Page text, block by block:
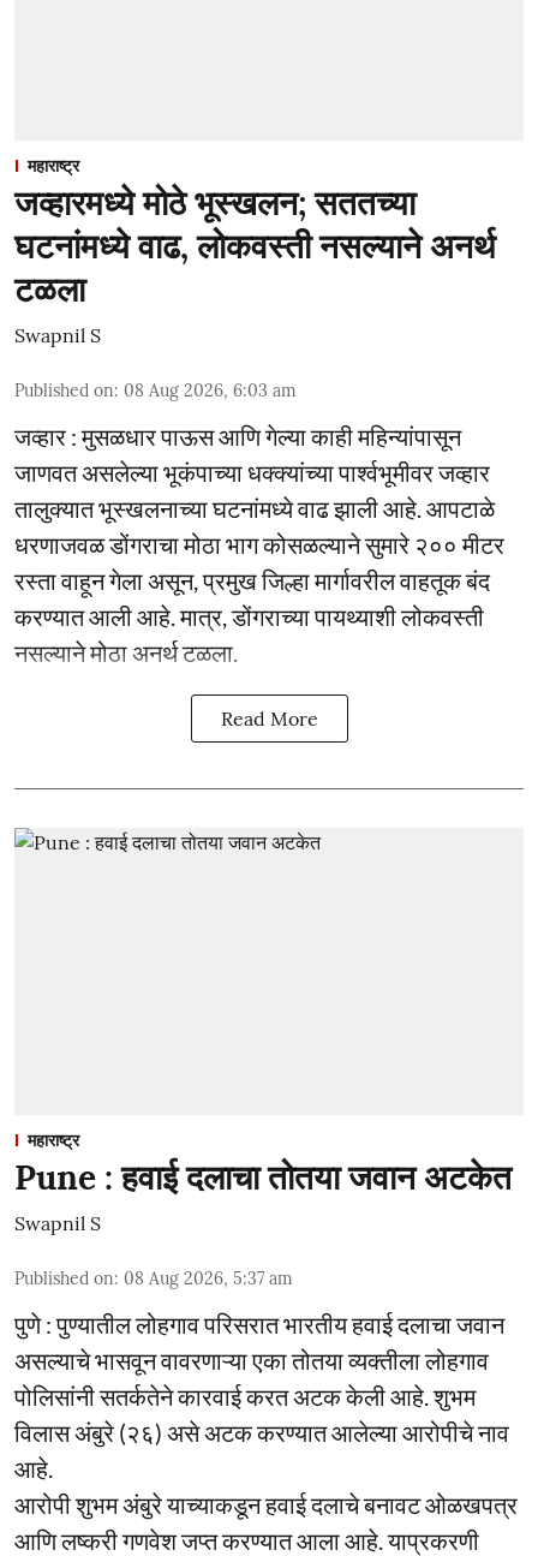
महाराष्ट्र
जव्हारमध्ये मोठे भूस्खलन; सततच्या
घटनांमध्ये वाढ, लोकवस्ती नसल्याने अनर्थ
टळला
Swapnil S
Published on: 08 Aug 2026, 6:03 am
जव्हार : मुसळधार पाऊस आणि गेल्या काही महिन्यांपासून
जाणवत असलेल्या भूकंपाच्या धक्क्यांच्या पार्श्वभूमीवर जव्हार
तालुक्यात भूस्खलनाच्या घटनांमध्ये वाढ झाली आहे. आपटाळे
धरणाजवळ डोंगराचा मोठा भाग कोसळल्याने सुमारे २०० मीटर
रस्ता वाहून गेला असून, प्रमुख जिल्हा मार्गावरील वाहतूक बंद
करण्यात आली आहे. मात्र, डोंगराच्या पायथ्याशी लोकवस्ती
नसल्याने मोठा अनर्थ टळला.
Read More
महाराष्ट्र
Pune : हवाई दलाचा तोतया जवान अटकेत
Swapnil S
Published on: 08 Aug 2026, 5:37 am
पुणे : पुण्यातील लोहगाव परिसरात भारतीय हवाई दलाचा जवान
असल्याचे भासवून वावरणाऱ्या एका तोतया व्यक्तीला लोहगाव
पोलिसांनी सतर्कतेने कारवाई करत अटक केली आहे. शुभम
विलास अंबुरे (२६) असे अटक करण्यात आलेल्या आरोपीचे नाव
आहे.
आरोपी शुभम अंबुरे याच्याकडून हवाई दलाचे बनावट ओळखपत्र
आणि लष्करी गणवेश जप्त करण्यात आला आहे. याप्रकरणी